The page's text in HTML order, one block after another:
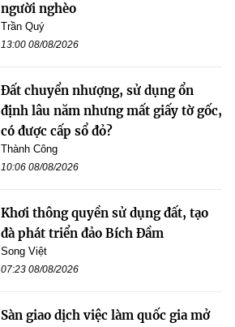
người nghèo
Trần Quý
13:00 08/08/2026
Đất chuyển nhượng, sử dụng ổn
định lâu năm nhưng mất giấy tờ gốc,
có được cấp sổ đỏ?
Thành Công
10:06 08/08/2026
Khơi thông quyền sử dụng đất, tạo
đà phát triển đảo Bích Đầm
Song Việt
07:23 08/08/2026
Sàn giao dịch việc làm quốc gia mở